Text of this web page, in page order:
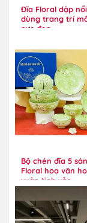
Đĩa Floral dập
dùng trang trí
cực đẹp
Bộ chén đĩa 5
Floral hoa văn
xuân tinh xảo